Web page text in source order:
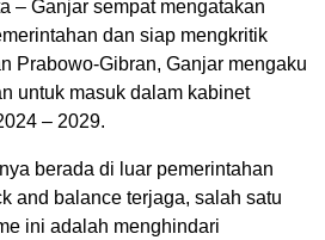
– Ganjar sempat mengatakan
dan siap mengkritik
Prabowo-Gibran, Ganjar mengaku
untuk masuk dalam kabinet
– 2029.
berada di luar pemerintahan
and balance terjaga, salah satu
ini adalah menghindari